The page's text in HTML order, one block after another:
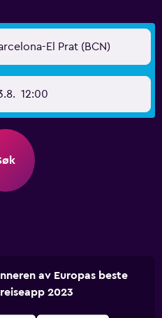
El Prat (BCN)
12:00
av Europas beste
reiseapp 2023